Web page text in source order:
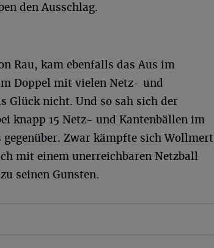
den Ausschlag.
Rau, kam ebenfalls das Aus im
Doppel mit vielen Netz- und
Glück nicht. Und so sah sich der
knapp 15 Netz- und Kantenbällen im
Zwar kämpfte sich Wollmert
mit einem unerreichbaren Netzball
seinen Gunsten.